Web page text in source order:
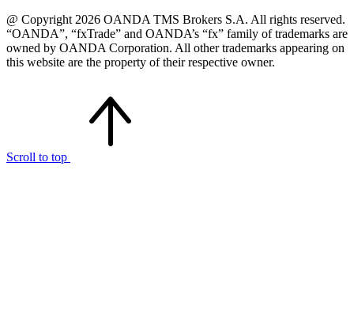
@ Copyright 2026 OANDA TMS Brokers S.A. All rights reserved.
“OANDA”, “fxTrade” and OANDA’s “fx” family of trademarks are
owned by OANDA Corporation. All other trademarks appearing on
this website are the property of their respective owner.
Scroll to top